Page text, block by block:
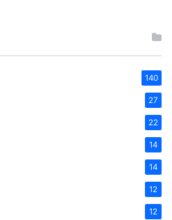
140
27
22
14
14
12
12